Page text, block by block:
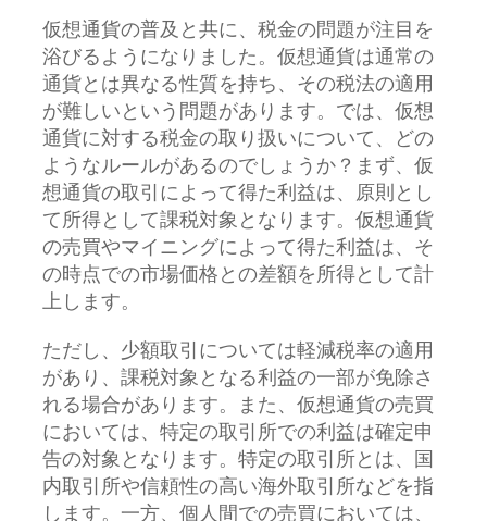
仮想通貨の普及と共に、税金の問題が注目を
浴びるようになりました。 仮想通貨は通常の
通貨とは異なる性質を持ち、その税法の適用
が難しいという問題があります。では、仮想
通貨に対する税金の取り扱いについて、どの
ようなルールがあるのでしょうか？まず、仮
想通貨の取引によって得た利益は、原則とし
て所得として課税対象となります。仮想通貨
の売買やマイニングによって得た利益は、そ
の時点での市場価格との差額を所得として計
上します。
ただし、少額取引については軽減税率の適用
があり、課税対象となる利益の一部が免除さ
れる場合があります。また、仮想通貨の売買
においては、特定の取引所での利益は確定申
告の対象となります。特定の取引所とは、国
内取引所や信頼性の高い海外取引所などを指
します。一方、個人間での売買においては、